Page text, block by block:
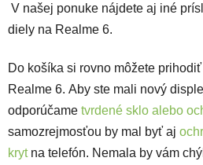
V našej ponuke nájdete aj iné
diely na Realme 6.
Do košíka si rovno môžete
Realme 6. Aby ste mali nový
odporúčame tvrdené sklo alebo
samozrejmosťou by mal byť aj
krytna telefón. Nemala by vám